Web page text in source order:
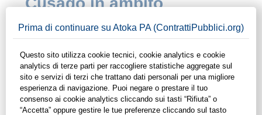
Istruzione e ricerca
In questa sezione del sito di ContrattiPubblici.org potrai avere
ad alcuni dei contratti presenti nella piattaforma stipulati
all'interno del Comune di Cusago in ambito Istruzione e
ricerca. Grazie alle funzionalità di ContrattiPubblici.org potrai
monitorare la scadenza dei contratti pubblici di tuo interesse e
programmare la tua attività commerciale con le Pubbliche
Amministrazioni con largo anticipo. Il servizio di